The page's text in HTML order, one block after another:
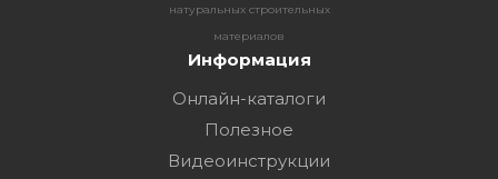
натуральных строительных
материалов
Информация
Онлайн-каталоги
Полезное
Видеоинструкции